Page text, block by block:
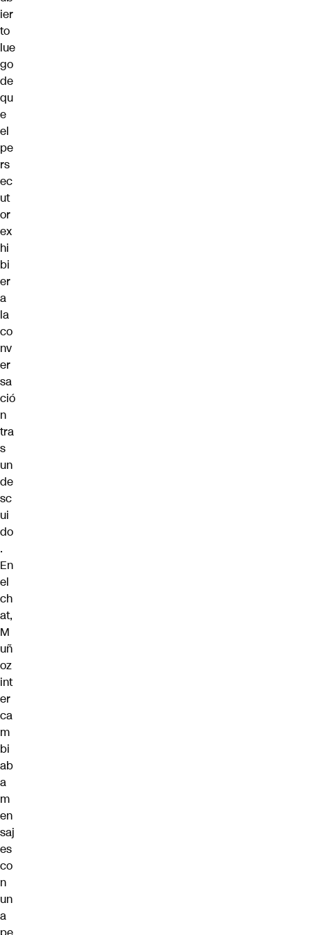
ier
to
lue
go
de
qu
e
el
pe
rs
ec
ut
or
ex
hi
bi
er
a
la
co
nv
er
sa
ció
n
tra
s
un
de
sc
ui
do
.
En
el
ch
at,
M
uñ
oz
int
er
ca
m
bi
ab
a
m
en
saj
es
co
n
un
a